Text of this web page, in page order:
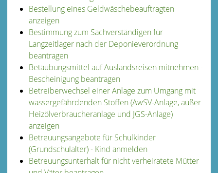
Bestellung eines Geldwäschebeauftragten
anzeigen
Bestimmung zum Sachverständigen für
Langzeitlager nach der Deponieverordnung
beantragen
Betäubungsmittel auf Auslandsreisen mitnehmen -
Bescheinigung beantragen
Betreiberwechsel einer Anlage zum Umgang mit
wassergefährdenden Stoffen (AwSV-Anlage, außer
Heizölverbraucheranlage und JGS-Anlage)
anzeigen
Betreuungsangebote für Schulkinder
(Grundschulalter) - Kind anmelden
Betreuungsunterhalt für nicht verheiratete Mütter